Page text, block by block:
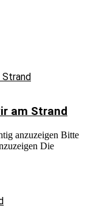
am Strand
anzuzeigen Bitte
Die